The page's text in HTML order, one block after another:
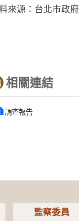
來源：台北市政府
相關連結
調查報告
監察委員